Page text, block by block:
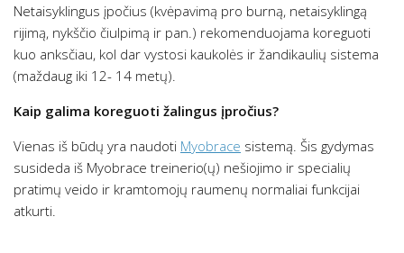
Netaisyklingus įpočius (kvėpavimą pro burną, netaisyklingą
rijimą, nykščio čiulpimą ir pan.) rekomenduojama koreguoti
kuo anksčiau, kol dar vystosi kaukolės ir žandikaulių sistema
(maždaug iki 12- 14 metų).
Kaip galima koreguoti žalingus įpročius?
Vienas iš būdų yra naudoti Myobrace sistemą. Šis gydymas
susideda iš Myobrace treinerio(ų) nešiojimo ir specialių
pratimų veido ir kramtomojų raumenų normaliai funkcijai
atkurti.